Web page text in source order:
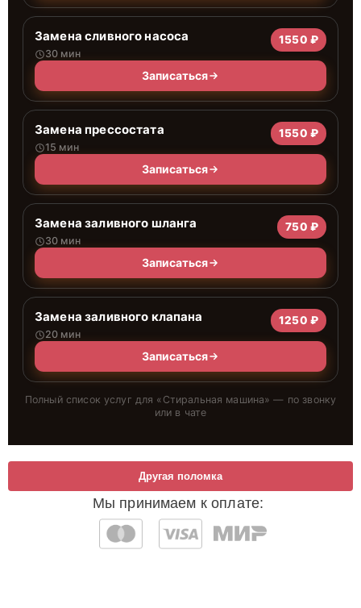
Замена сливного насоса
30 мин
1550 ₽
Записаться
Замена прессостата
15 мин
1550 ₽
Записаться
Замена заливного шланга
30 мин
750 ₽
Записаться
Замена заливного клапана
20 мин
1250 ₽
Записаться
Полный список услуг для « Стиральная машина» — по звонку
или в чате
Мы принимаем к оплате:
Другая поломка